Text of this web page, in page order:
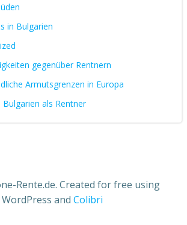
in Bulgarien
gegenüber Rentnern
Armutsgrenzen in Europa
Bulgarien als Rentner
Rente.de. Created for free using
WordPress and Colibri